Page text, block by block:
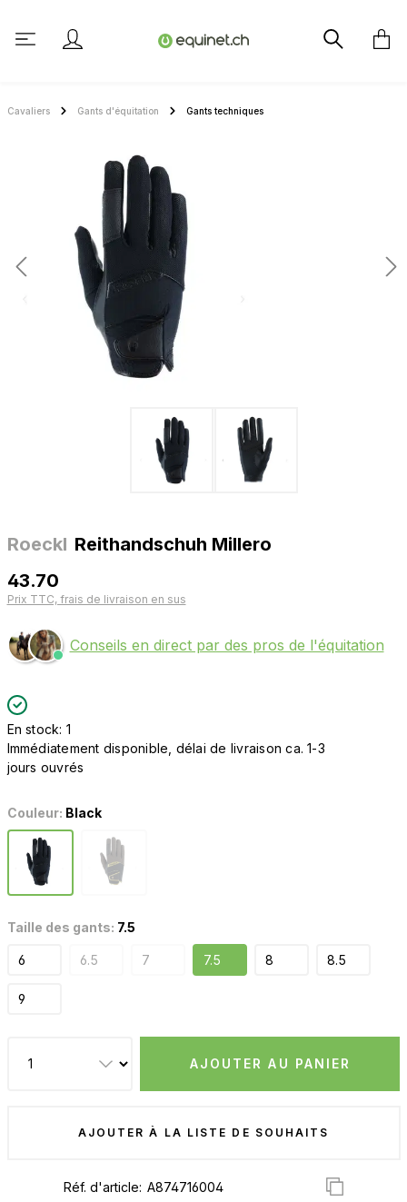
Cavaliers Gants d'équitation Gants techniques
Roeckl Reithandschuh Millero
43.70
Prix TTC, frais de livraison en sus
Conseils en direct par des pros de l'équitation
En stock: 1
Immédiatement disponible, délai de livraison ca. 1-3
jours ouvrés
Couleur: Black
Taille des gants: 7.5
6 6.5 7 7.5 8 8.5
9
AJOUTER AU PANIER
AJOUTER À LA LISTE DE SOUHAITS
Réf. d'article: